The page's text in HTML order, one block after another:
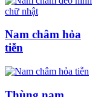
Nam châm hỏa
tiễn